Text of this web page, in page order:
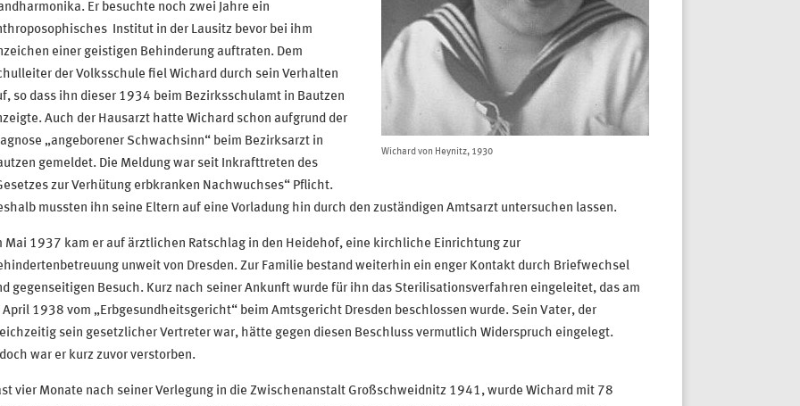
Wichard von Heynitz, 1930
Er besuchte noch zwei Jahre ein
Institut in der Lausitz bevor bei ihm
einer geistigen Behinderung auftraten. Dem
der Volksschule fiel Wichard durch sein Verhalten
so dass ihn dieser 1934 beim Bezirksschulamt in Bautzen
Auch der Hausarzt hatte Wichard schon aufgrund der
„angeborener Schwachsinn“ beim Bezirksarzt in
gemeldet. Die Meldung war seit Inkrafttreten des
zur Verhütung erbkranken Nachwuchses“ Pflicht.
mussten ihn seine Eltern auf eine Vorladung hin durch den zuständigen Amtsarzt untersuchen lassen.
Mai 1937 kam er auf ärztlichen Ratschlag in den Heidehof, eine kirchliche Einrichtung zur
unweit von Dresden. Zur Familie bestand weiterhin ein enger Kontakt durch Briefwechsel
gegenseitigen Besuch. Kurz nach seiner Ankunft wurde für ihn das Sterilisationsverfahren eingeleitet, das am
April 1938 vom „Erbgesundheitsgericht“ beim Amtsgericht Dresden beschlossen wurde. Sein Vater, der
sein gesetzlicher Vertreter war, hätte gegen diesen Beschluss vermutlich Widerspruch eingelegt.
war er kurz zuvor verstorben.
vier Monate nach seiner Verlegung in die Zwischenanstalt Großschweidnitz 1941, wurde Wichard mit 78